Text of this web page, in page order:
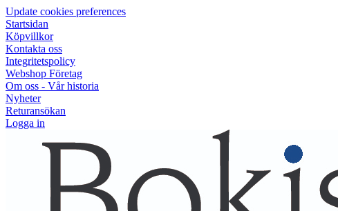
Update cookies preferences
Startsidan
Köpvillkor
Kontakta oss
Integritetspolicy
Webshop Företag
Om oss - Vår historia
Nyheter
Returansökan
Logga in